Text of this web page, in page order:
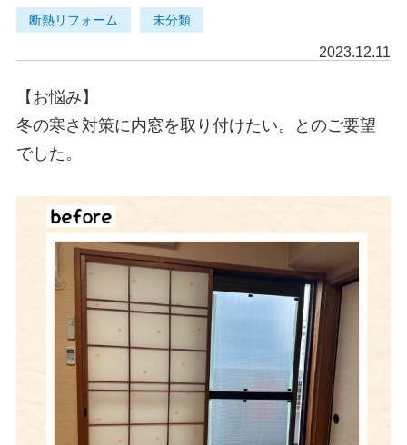
断熱リフォーム 未分類
2023.12.11
【お悩み】
冬の寒さ対策に内窓を取り付けたい。とのご要望
でした。